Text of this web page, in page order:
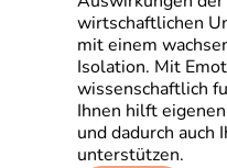
wirtschaftlichen
mit einem
Isolation. Mit
wissenschaftlich
Ihnen hilft
und dadurch auch
unterstützen.